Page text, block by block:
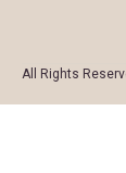
All Rights